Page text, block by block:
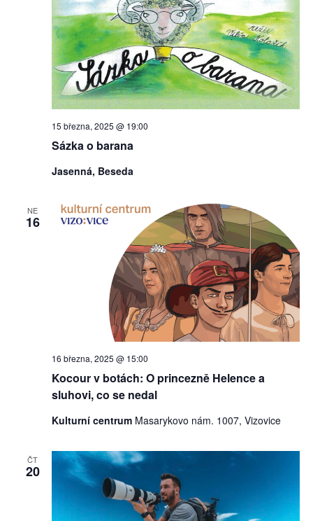
Sázka o barana
15 března, 2025 @ 19:00
Jasenná, Beseda
NE
16
Kocour v botách: O princezně Helence a
sluhovi, co se nedal
16 března, 2025 @ 15:00
Kulturní centrum Masarykovo nám. 1007, Vizovice
ČT
20